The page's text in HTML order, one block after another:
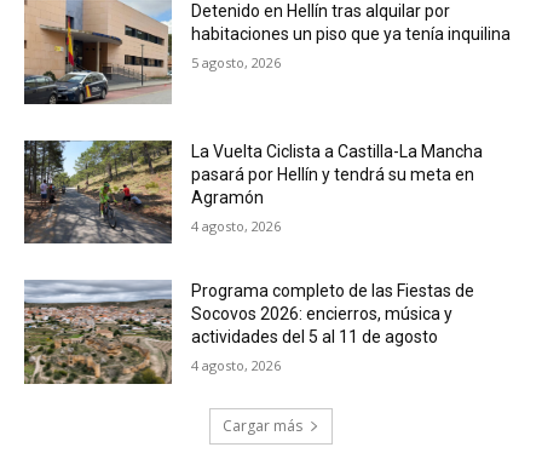
Detenido en Hellín tras alquilar por
habitaciones un piso que ya tenía inquilina
5 agosto, 2026
La Vuelta Ciclista a Castilla-La Mancha
pasará por Hellín y tendrá su meta en
Agramón
4 agosto, 2026
Programa completo de las Fiestas de
Socovos 2026: encierros, música y
actividades del 5 al 11 de agosto
4 agosto, 2026
Cargar más